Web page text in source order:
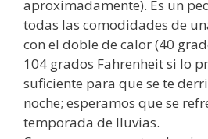
aproximadamente). Es un
todas las comodidades de
con el doble de calor (40
104 grados Fahrenheit si lo
suficiente para que se te
noche; esperamos que se
temporada de lluvias.